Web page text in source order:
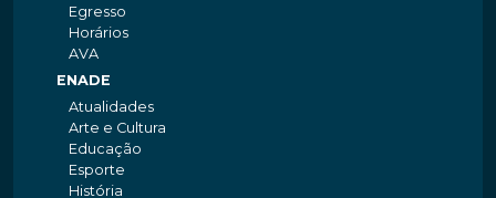
Egresso
Horários
AVA
ENADE
Atualidades
Arte e Cultura
Educação
Esporte
História